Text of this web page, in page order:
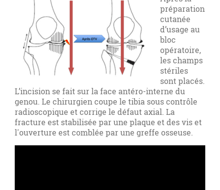
préparation
cutanée
d’usage au
bloc
opératoire,
les champs
stériles
sont placés.
L’incision se fait sur la face antéro-interne du
genou. Le chirurgien coupe le tibia sous contrôle
radioscopique et corrige le défaut axial. La
fracture est stabilisée par une plaque et des vis et
l'ouverture est comblée par une greffe osseuse.